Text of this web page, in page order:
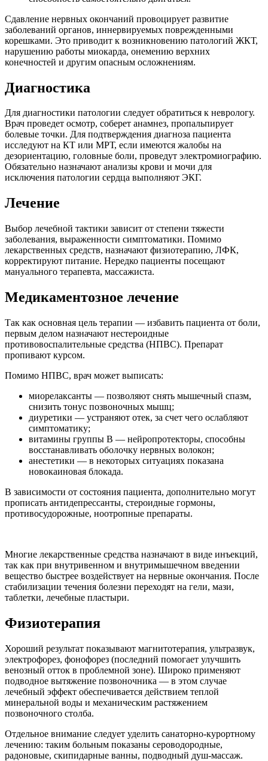
Сдавление нервных окончаний провоцирует развитие
заболеваний органов, иннервируемых поврежденными
корешками. Это приводит к возникновению патологий ЖКТ,
нарушению работы миокарда, онемению верхних
конечностей и другим опасным осложнениям.
Диагностика
Для диагностики патологии следует обратиться к неврологу.
Врач проведет осмотр, соберет анамнез, пропальпирует
болевые точки. Для подтверждения диагноза пациента
исследуют на КТ или МРТ, если имеются жалобы на
дезориентацию, головные боли, проведут электромиографию.
Обязательно назначают анализы крови и мочи для
исключения патологии сердца выполняют ЭКГ.
Лечение
Выбор лечебной тактики зависит от степени тяжести
заболевания, выраженности симптоматики. Помимо
лекарственных средств, назначают физиотерапию, ЛФК,
корректируют питание. Нередко пациенты посещают
мануального терапевта, массажиста.
Медикаментозное лечение
Так как основная цель терапии — избавить пациента от боли,
первым делом назначают нестероидные
противовоспалительные средства (НПВС). Препарат
пропивают курсом.
Помимо НПВС, врач может выписать:
миорелаксанты — позволяют снять мышечный спазм,
снизить тонус позвоночных мышц;
диуретики — устраняют отек, за счет чего ослабляют
симптоматику;
витамины группы B — нейропротекторы, способны
восстанавливать оболочку нервных волокон;
анестетики — в некоторых ситуациях показана
новокаиновая блокада.
В зависимости от состояния пациента, дополнительно могут
прописать антидепрессанты, стероидные гормоны,
противосудорожные, ноотропные препараты.
Многие лекарственные средства назначают в виде инъекций,
так как при внутривенном и внутримышечном введении
вещество быстрее воздействует на нервные окончания. После
стабилизации течения болезни переходят на гели, мази,
таблетки, лечебные пластыри.
Физиотерапия
Хороший результат показывают магнитотерапия, ультразвук,
электрофорез, фонофорез (последний помогает улучшить
венозный отток в проблемной зоне). Широко применяют
подводное вытяжение позвоночника — в этом случае
лечебный эффект обеспечивается действием теплой
минеральной воды и механическим растяжением
позвоночного столба.
Отдельное внимание следует уделить санаторно-курортному
лечению: таким больным показаны сероводородные,
радоновые, скипидарные ванны, подводный душ-массаж.